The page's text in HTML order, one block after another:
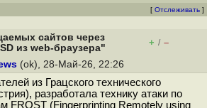
[ Отслеживать ]
сайтов через
из web-браузера"
+ / –
(ok), 28-Май-26, 22:26
из Грацского технического
разработала технику атаки по
FROST (Fingerprinting Remotely using